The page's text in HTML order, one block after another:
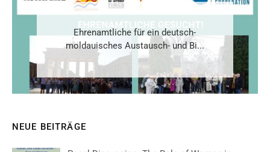
Ehrenamtliche für ein deutsch-
moldauisches Austausch- und Bi...
NEUE BEITRÄGE